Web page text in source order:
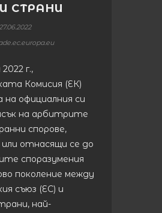
СТРАНИ
г.,
Комисия (ЕК)
на официалния си
на арбитрите
спорове,
отнасящи се до
споразумения
поколение между
съюз (ЕС) и
най-